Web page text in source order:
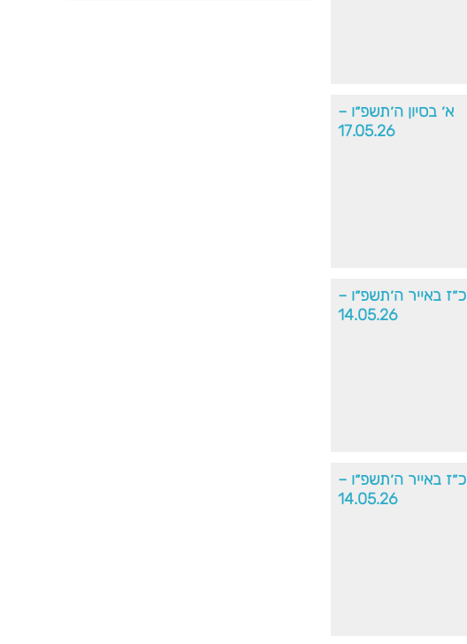
א׳ בסיון ה׳תשפ״ו –
17.05.26
כ״ז באייר ה׳תשפ״ו –
14.05.26
כ״ז באייר ה׳תשפ״ו –
14.05.26